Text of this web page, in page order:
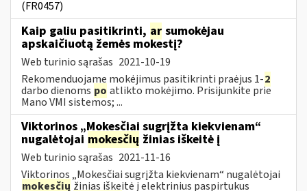
(FR0457)
Kaip galiu pasitikrinti, ar sumokėjau
apskaičiuotą žemės mokestį?
Web turinio sąrašas 2021-10-19
Rekomenduojame mokėjimus pasitikrinti praėjus 1-2
darbo dienoms po atlikto mokėjimo. Prisijunkite prie
Mano VMI sistemos; ...
Viktorinos „Mokesčiai sugrįžta kiekvienam“
nugalėtojai mokesčių žinias iškeitė į
Web turinio sąrašas 2021-11-16
Viktorinos „Mokesčiai sugrįžta kiekvienam“ nugalėtojai
mokesčių žinias iškeitė į elektrinius paspirtukus